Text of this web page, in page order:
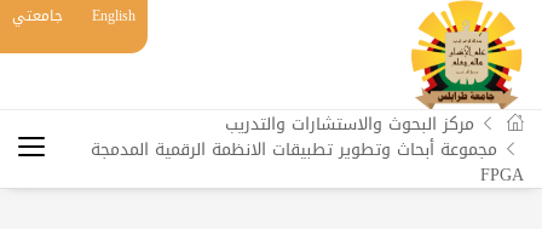
English جامعتي
مركز البحوث والاستشارات والتدريب
مجموعة أبحاث وتطوير تطبیقات الانظمة الرقمیة المدمجة
FPGA